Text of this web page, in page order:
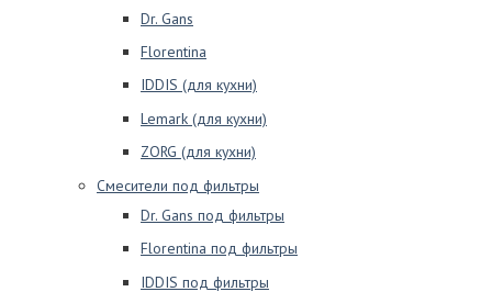
Dr. Gans
Florentina
IDDIS (для кухни)
Lemark (для кухни)
ZORG (для кухни)
Смесители под фильтры
Dr. Gans под фильтры
Florentina под фильтры
IDDIS под фильтры